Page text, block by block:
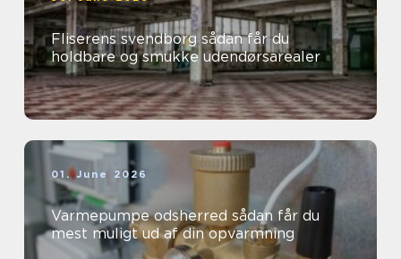
Fliserens svendborg sådan får du
holdbare og smukke udendørsarealer
01. June 2026
Varmepumpe odsherred sådan får du
mest muligt ud af din opvarmning